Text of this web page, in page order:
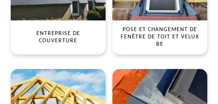
ENTREPRISE DE
COUVERTURE
POSE ET CHANGEMENT DE
FENÊTRE DE TOIT ET VELUX
BE